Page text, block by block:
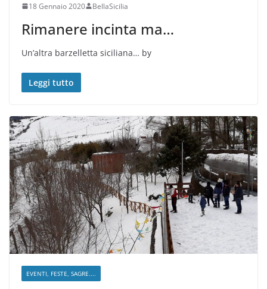
18 Gennaio 2020 BellaSicilia
Rimanere incinta ma…
Un’altra barzelletta siciliana… by
Leggi tutto
EVENTI, FESTE, SAGRE....